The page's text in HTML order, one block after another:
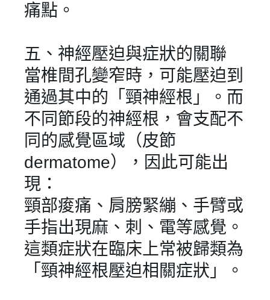
痛點。
五、神經壓迫與症狀的關聯
當椎間孔變窄時，可能壓迫到
通過其中的「頸神經根」。而
不同節段的神經根，會支配不
同的感覺區域（皮節
dermatome），因此可能出
現：
頸部痠痛、肩膀緊繃、手臂或
手指出現麻、刺、電等感覺。
這類症狀在臨床上常被歸類為
「頸神經根壓迫相關症狀」。